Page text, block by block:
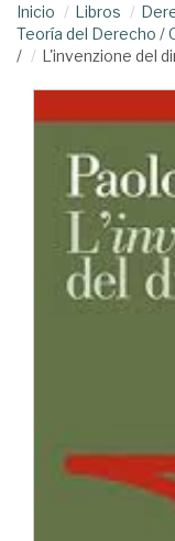
Inicio Libros
Teoría del Derecho /
/
L'invenzione del